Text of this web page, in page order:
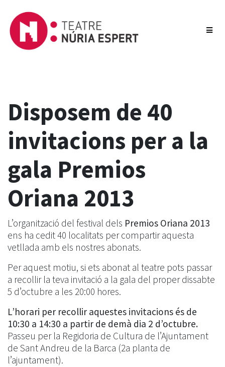
Disposem de 40
invitacions per a la
gala Premios
Oriana 2013
L’organització del festival dels Premios Oriana 2013
ens ha cedit 40 localitats per compartir aquesta
vetllada amb els nostres abonats.
Per aquest motiu, si ets abonat al teatre pots passar
a recollir la teva invitació a la gala del proper dissabte
5 d’octubre a les 20:00 hores.
L’horari per recollir aquestes invitacions és de
10:30 a 14:30 a partir de demà dia 2 d’octubre.
Passeu per la Regidoria de Cultura de l’Ajuntament
de Sant Andreu de la Barca (2a planta de
l’ajuntament).